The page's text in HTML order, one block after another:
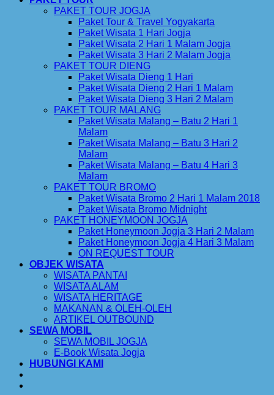
PAKET TOUR JOGJA
Paket Tour & Travel Yogyakarta
Paket Wisata 1 Hari Jogja
Paket Wisata 2 Hari 1 Malam Jogja
Paket Wisata 3 Hari 2 Malam Jogja
PAKET TOUR DIENG
Paket Wisata Dieng 1 Hari
Paket Wisata Dieng 2 Hari 1 Malam
Paket Wisata Dieng 3 Hari 2 Malam
PAKET TOUR MALANG
Paket Wisata Malang – Batu 2 Hari 1
Malam
Paket Wisata Malang – Batu 3 Hari 2
Malam
Paket Wisata Malang – Batu 4 Hari 3
Malam
PAKET TOUR BROMO
Paket Wisata Bromo 2 Hari 1 Malam 2018
Paket Wisata Bromo Midnight
PAKET HONEYMOON JOGJA
Paket Honeymoon Jogja 3 Hari 2 Malam
Paket Honeymoon Jogja 4 Hari 3 Malam
ON REQUEST TOUR
OBJEK WISATA
WISATA PANTAI
WISATA ALAM
WISATA HERITAGE
MAKANAN & OLEH-OLEH
ARTIKEL OUTBOUND
SEWA MOBIL
SEWA MOBIL JOGJA
E-Book Wisata Jogja
HUBUNGI KAMI